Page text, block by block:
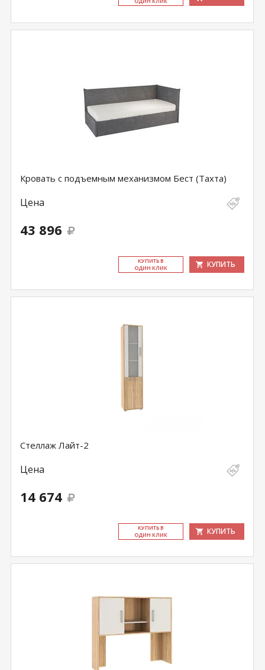
Кровать с подъемным механизмом Бест (Тахта)
Цена
43 896
КУ­ПИТЬ В
ОДИН КЛИК
КУПИТЬ
Стеллаж Лайт-2
Цена
14 674
КУ­ПИТЬ В
ОДИН КЛИК
КУПИТЬ